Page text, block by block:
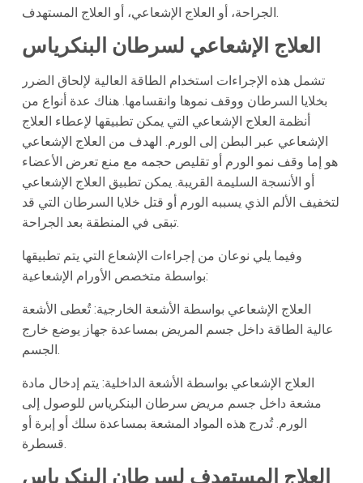
الجراحة، أو العلاج الإشعاعي، أو العلاج المستهدف.
العلاج الإشعاعي لسرطان البنكرياس
تشمل هذه الإجراءات استخدام الطاقة العالية لإلحاق الضرر
بخلايا السرطان ووقف نموها وانقسامها. هناك عدة أنواع من
أنظمة العلاج الإشعاعي التي يمكن تطبيقها لإعطاء العلاج
الإشعاعي عبر البطن إلى الورم. الهدف من العلاج الإشعاعي
هو إما وقف نمو الورم أو تقليص حجمه مع منع تعرض الأعضاء
أو الأنسجة السليمة القريبة. يمكن تطبيق العلاج الإشعاعي
لتخفيف الألم الذي يسببه الورم أو قتل خلايا السرطان التي قد
تبقى في المنطقة بعد الجراحة.
وفيما يلي نوعان من إجراءات الإشعاع التي يتم تطبيقها
بواسطة متخصص الأورام الإشعاعية:
العلاج الإشعاعي بواسطة الأشعة الخارجية: تُعطى الأشعة
عالية الطاقة داخل جسم المريض بمساعدة جهاز يوضع خارج
الجسم.
العلاج الإشعاعي بواسطة الأشعة الداخلية: يتم إدخال مادة
مشعة داخل جسم مريض سرطان البنكرياس للوصول إلى
الورم. تُدرج هذه المواد المشعة بمساعدة سلك أو إبرة أو
قسطرة.
العلاج المستهدف لسرطان البنكرياس